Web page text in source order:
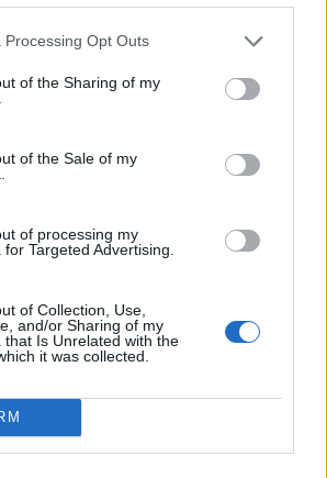
Processing Opt Outs
of the Sharing of my
of the Sale of my
of processing my
Targeted Advertising.
of Collection, Use,
and/or Sharing of my
that Is Unrelated with the
it was collected.